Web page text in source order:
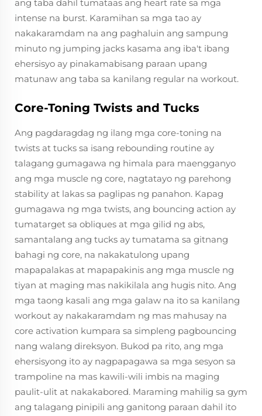
ang taba dahil tumataas ang heart rate sa mga
intense na burst. Karamihan sa mga tao ay
nakakaramdam na ang paghaluin ang sampung
minuto ng jumping jacks kasama ang iba't ibang
ehersisyo ay pinakamabisang paraan upang
matunaw ang taba sa kanilang regular na workout.
Core-Toning Twists and Tucks
Ang pagdaragdag ng ilang mga core-toning na
twists at tucks sa isang rebounding routine ay
talagang gumagawa ng himala para maengganyo
ang mga muscle ng core, nagtatayo ng parehong
stability at lakas sa paglipas ng panahon. Kapag
gumagawa ng mga twists, ang bouncing action ay
tumatarget sa obliques at mga gilid ng abs,
samantalang ang tucks ay tumatama sa gitnang
bahagi ng core, na nakakatulong upang
mapapalakas at mapapakinis ang mga muscle ng
tiyan at maging mas nakikilala ang hugis nito. Ang
mga taong kasali ang mga galaw na ito sa kanilang
workout ay nakakaramdam ng mas mahusay na
core activation kumpara sa simpleng pagbouncing
nang walang direksyon. Bukod pa rito, ang mga
ehersisyong ito ay nagpapagawa sa mga sesyon sa
trampoline na mas kawili-wili imbis na maging
paulit-ulit at nakakabored. Maraming mahilig sa gym
ang talagang pinipili ang ganitong paraan dahil ito